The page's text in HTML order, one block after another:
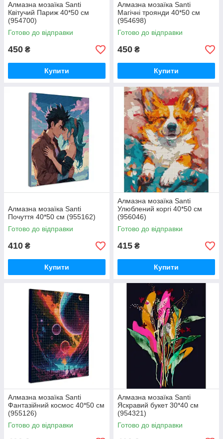
Алмазна мозаїка Santi
Квітучий Париж 40*50 см
(954700)
Готово до відправки
450 ₴
Купити
Алмазна мозаїка Santi
Магічні троянди 40*50 см
(954698)
Готово до відправки
450 ₴
Купити
Алмазна мозаїка Santi
Почуття 40*50 см (955162)
Готово до відправки
410 ₴
Купити
Алмазна мозаїка Santi
Улюблений коргі 40*50 см
(956046)
Готово до відправки
415 ₴
Купити
Алмазна мозаїка Santi
Фантазійний космос 40*50 см
(955126)
Готово до відправки
Алмазна мозаїка Santi
Яскравий букет 30*40 см
(954321)
Готово до відправки